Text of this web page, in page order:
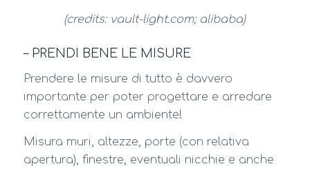
(credits: vault-light.com; alibaba)
– PRENDI BENE LE MISURE
Prendere le misure di tutto è davvero
importante per poter progettare e arredare
correttamente un ambiente!
Misura muri, altezze, porte (con relativa
apertura), finestre, eventuali nicchie e anche